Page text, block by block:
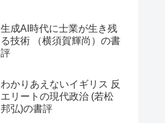
生成AI時代に士業が生き残
る技術 （横須賀輝尚）の書
評
わかりあえないイギリス 反
エリートの現代政治 (若松
邦弘)の書評